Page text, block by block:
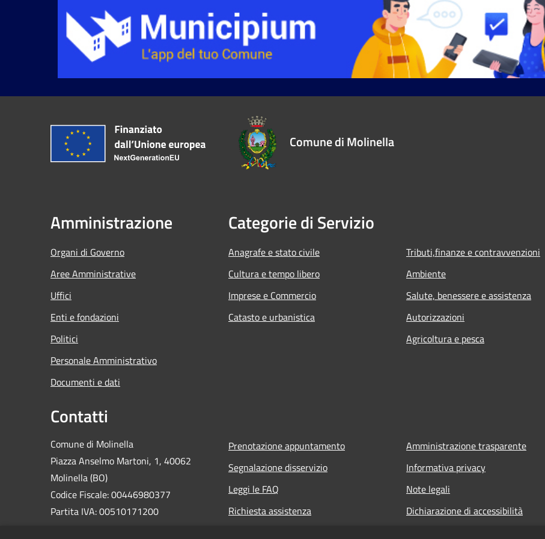
Comune di Molinella
Amministrazione
Organi di Governo
Aree Amministrative
Uffici
Enti e fondazioni
Politici
Personale Amministrativo
Documenti e dati
Categorie di Servizio
Anagrafe e stato civile
Cultura e tempo libero
Imprese e Commercio
Catasto e urbanistica
Tributi,finanze e contravvenzioni
Ambiente
Salute, benessere e assistenza
Autorizzazioni
Agricoltura e pesca
Contatti
Comune di Molinella
Piazza Anselmo Martoni, 1, 40062
Molinella (BO)
Codice Fiscale: 00446980377
Partita IVA: 00510171200
Prenotazione appuntamento
Segnalazione disservizio
Leggi le FAQ
Richiesta assistenza
Amministrazione trasparente
Informativa privacy
Note legali
Dichiarazione di accessibilità